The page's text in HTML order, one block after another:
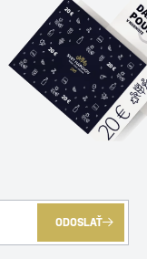
ODOSLAŤ